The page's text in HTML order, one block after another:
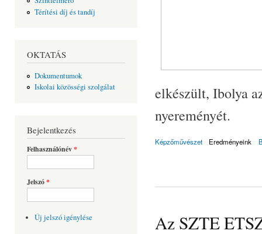
Térítési díj és tandíj
OKTATÁS
Dokumentumok
Iskolai közösségi szolgálat
Bejelentkezés
Felhasználónév*
Jelszó*
Új jelszó igénylése
elkészült, Ibolya
nyereményét.
Képzőművészet Eredményeink
Az SZTE